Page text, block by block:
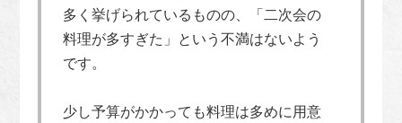
多く挙げられているものの、「二次会の
料理が多すぎた」という不満はないよう
です。
少し予算がかかっても料理は多めに用意